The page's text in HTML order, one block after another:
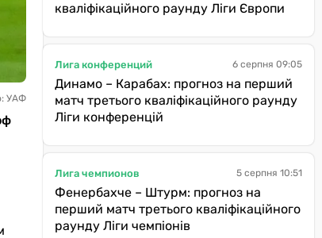
УАФ
кваліфікаційного раунду Ліги Європи
Лига конференций 6 серпня 09:05
Динамо – Карабах: прогноз на перший
матч третього кваліфікаційного раунду
Ліги конференцій
Лига чемпионов 5 серпня 10:51
Фенербахче – Штурм: прогноз на
перший матч третього кваліфікаційного
раунду Ліги чемпіонів